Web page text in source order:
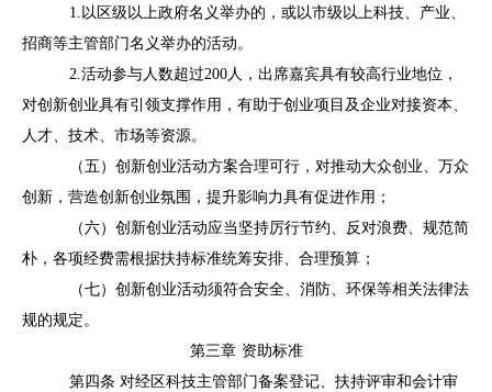
1.以区级以上政府名义举办的，或以市级以上科技、产业、
招商等主管部门名义举办的活动。
2.活动参与人数超过200人，出席嘉宾具有较高行业地位，
对创新创业具有引领支撑作用，有助于创业项目及企业对接资本、
人才、技术、市场等资源。
（五）创新创业活动方案合理可行，对推动大众创业、万众
创新，营造创新创业氛围，提升影响力具有促进作用；
（六）创新创业活动应当坚持厉行节约、反对浪费、规范简
朴，各项经费需根据扶持标准统筹安排、合理预算；
（七）创新创业活动须符合安全、消防、环保等相关法律法
规的规定。
第三章 资助标准
第四条 对经区科技主管部门备案登记、扶持评审和会计审